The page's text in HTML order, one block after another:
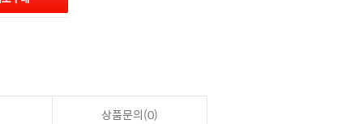
상품문의(0)